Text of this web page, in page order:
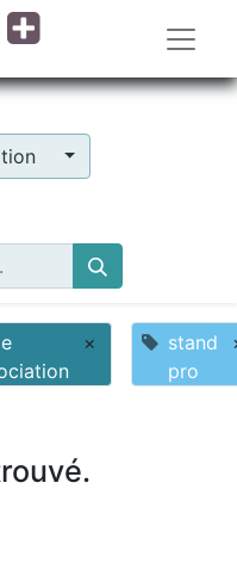
×
stand
pro